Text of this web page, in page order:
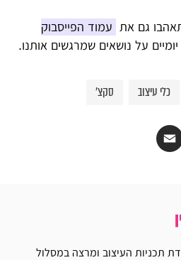
גם את עמוד הפייסבוק
על נושאים שמרגשים אותנו.
כלי עיצוב סקצ'
תכניות העיצוב ומרצה במסלול